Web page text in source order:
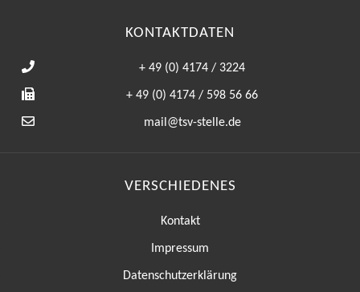
KONTAKTDATEN
+ 49 (0) 4174 / 3224
+ 49 (0) 4174 / 598 56 66
mail@tsv-stelle.de
VERSCHIEDENES
Kontakt
Impressum
Datenschutzerklärung